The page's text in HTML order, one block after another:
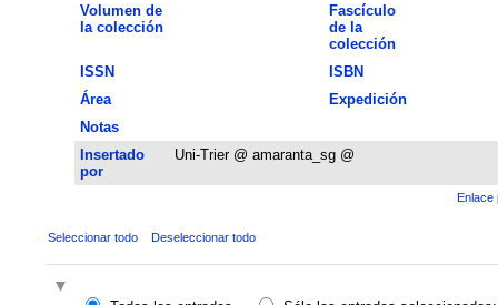
Volumen de
la colección
Fascículo
de la
colección
ISSN
ISBN
Área
Expedición
Notas
Insertado
por
Uni-Trier @ amaranta_sg @
Enlace
Seleccionar todo Deseleccionar todo